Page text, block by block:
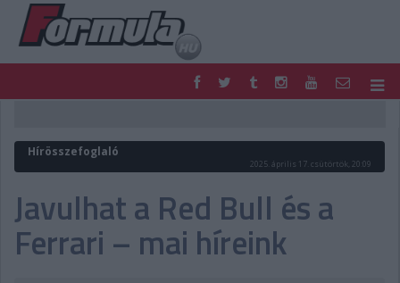
FORMULA
MOTOR
PODCAST
SHOP
LIVE
TIPPJÁTÉK
DIGITÁLIS MAGAZIN
PONTÁLLÁSOK
Hírösszefoglaló
2025. április 17. csütörtök, 20:09
Javulhat a Red Bull és a
Ferrari – mai híreink